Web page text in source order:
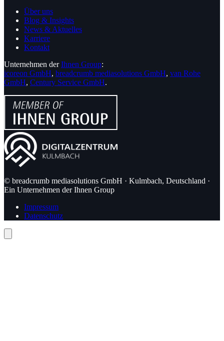
Über uns
Blog & Insights
News & Aktuelles
Karriere
Kontakt
Unternehmen derIhnen Group:
icoreon GmbH, breadcrumb mediasolutions GmbH, van Rohe
GmbH, Century Service GmbH.
© breadcrumb mediasolutions GmbH · Kulmbach, Deutschland ·
Ein Unternehmen der Ihnen Group
Impressum
Datenschutz